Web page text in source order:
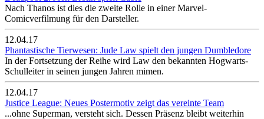
Nach Thanos ist dies die zweite Rolle in einer Marvel-
Comicverfilmung für den Darsteller.
12.04.17
Phantastische Tierwesen: Jude Law spielt den jungen Dumbledore
In der Fortsetzung der Reihe wird Law den bekannten Hogwarts-
Schulleiter in seinen jungen Jahren mimen.
12.04.17
Justice League: Neues Postermotiv zeigt das vereinte Team
...ohne Superman, versteht sich. Dessen Präsenz bleibt weiterhin